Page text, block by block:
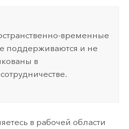
временные
поддерживаются и не
в
в рабочей области